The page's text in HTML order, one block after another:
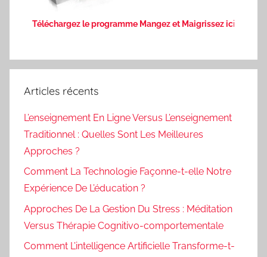
Téléchargez le programme Mangez et Maigrissez ici
Articles récents
L’enseignement En Ligne Versus L’enseignement
Traditionnel : Quelles Sont Les Meilleures
Approches ?
Comment La Technologie Façonne-t-elle Notre
Expérience De L’éducation ?
Approches De La Gestion Du Stress : Méditation
Versus Thérapie Cognitivo-comportementale
Comment L’intelligence Artificielle Transforme-t-